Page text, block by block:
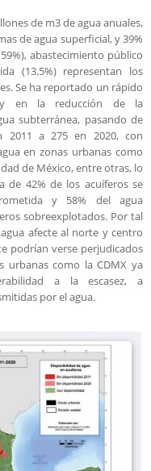
de m3 de agua anuales,
de agua superficial, y 39%
abastecimiento público
(13.5%) representan los
Se ha reportado un rápido
y en la reducción de la
subterránea, pasando de
2011 a 275 en 2020, con
en zonas urbanas como
de México, entre otras, lo
de 42% de los acuíferos se
y 58% del agua
sobreexplotados. Por tal
afecte al norte y centro
podrían verse perjudicados
urbanas como la CDMX ya
a la escasez, a
por el agua.